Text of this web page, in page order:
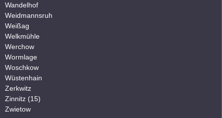
Wandelhof
Weidmannsruh
Weißag
Welkmühle
Werchow
Wormlage
Woschkow
Wüstenhain
Zerkwitz
Zinnitz (15)
Zwietow